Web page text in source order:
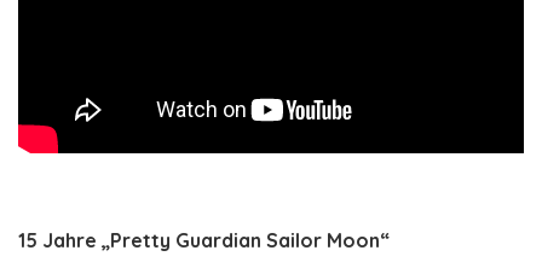
15 Jahre „Pretty Guardian Sailor Moon“